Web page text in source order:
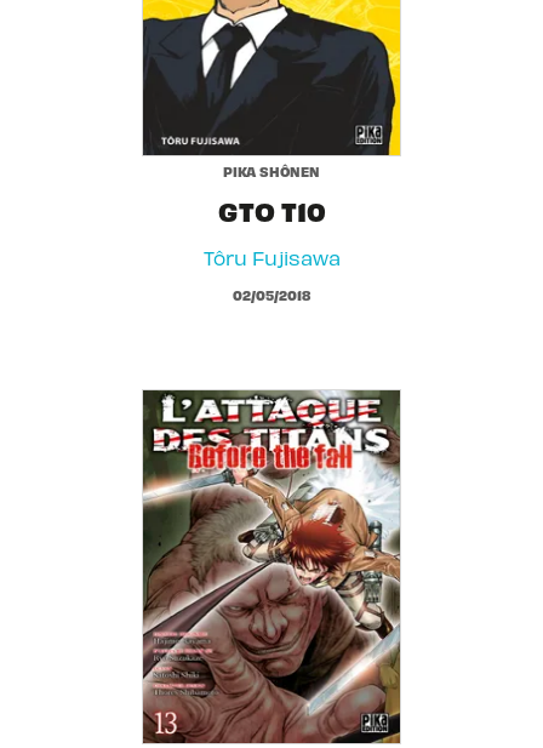
PIKA SHÔNEN
GTO T10
Tôru Fujisawa
02/05/2018